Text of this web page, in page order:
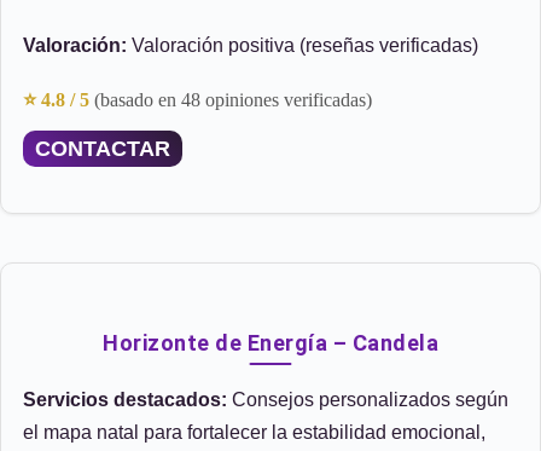
Valoración: Valoración positiva (reseñas verificadas)
⭐ 4.8 / 5 (basado en 48 opiniones verificadas)
CONTACTAR
Horizonte de Energía – Candela
Servicios destacados: Consejos personalizados según
el mapa natal para fortalecer la estabilidad emocional,